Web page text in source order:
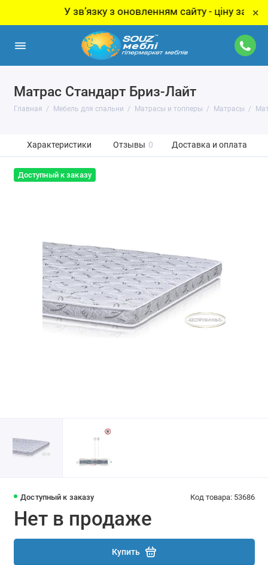
У звʼязку з оновленням сайту - ціну за товар×
Матрас Стандарт Бриз-Лайт
Главная Мебель для спальни Матрасы и топперы Матрасы
Характеристики Отзывы 0 Доставка и оплата
Доступный к заказу
Доступный к заказу Код товара: 53686
Нет в продаже
Купить